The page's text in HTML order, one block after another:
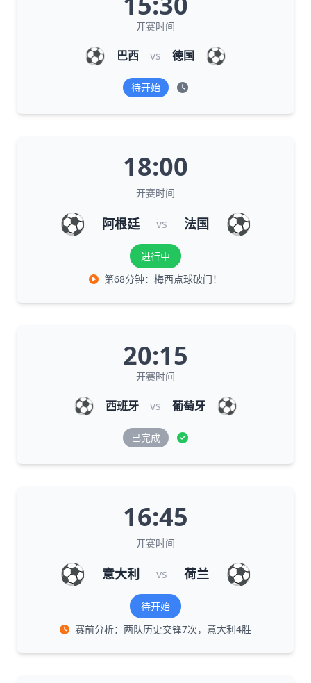
开赛时间
⚽ 巴西 vs 德国 ⚽
待开始
18:00
开赛时间
⚽ 阿根廷 vs 法国 ⚽
进行中
第68分钟：梅西点球破门！
20:15
开赛时间
⚽ 西班牙 vs 葡萄牙 ⚽
已完成
16:45
开赛时间
⚽ 意大利 vs 荷兰 ⚽
待开始
赛前分析：两队历史交锋7次，意大利4胜